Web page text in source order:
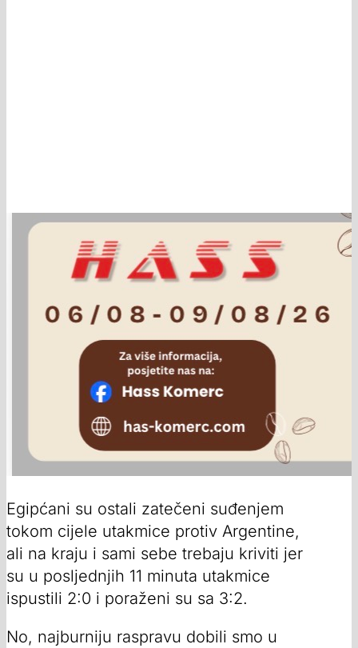
Egipćani su ostali zatečeni suđenjem
tokom cijele utakmice protiv Argentine,
ali na kraju i sami sebe trebaju kriviti jer
su u posljednjih 11 minuta utakmice
ispustili 2:0 i poraženi su sa 3:2.
No, najburniju raspravu dobili smo u